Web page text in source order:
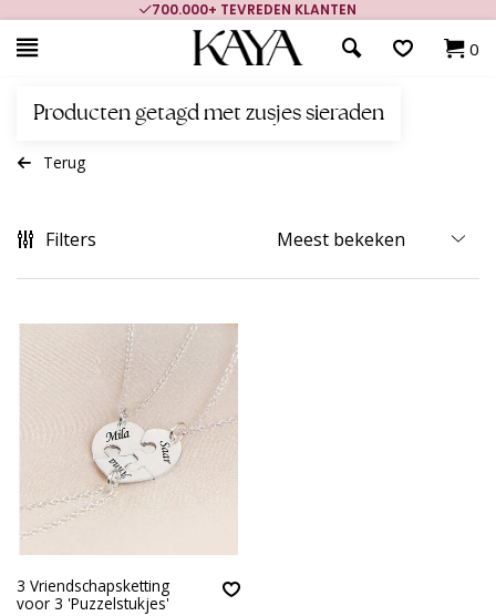
700.000+ TEVREDEN KLANTEN
0
Producten getagd met zusjes sieraden
Terug
Filters
3 Vriendschapsketting
voor 3 'Puzzelstukjes'